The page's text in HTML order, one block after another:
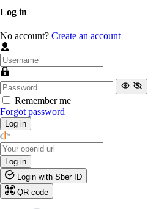
Log in
No account? Create an account
Remember me
Forgot password
Log in
Log in
Login with Sber ID
QR code